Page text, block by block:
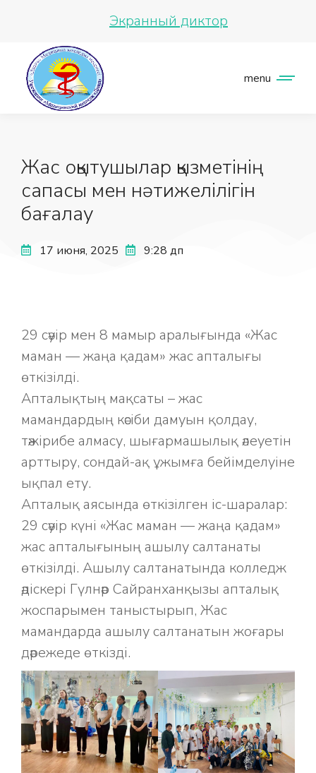
Экранный диктор
menu
Жас оқытушылар қызметінің
сапасы мен нәтижелілігін
бағалау
17 июня, 2025 9:28 дп
29 сәуір мен 8 мамыр аралығында «Жас
маман — жаңа қадам» жас апталығы
өткізілді.
Апталықтың мақсаты – жас
мамандардың кәсіби дамуын қолдау,
тәжірибе алмасу, шығармашылық әлеуетін
арттыру, сондай-ақ ұжымға бейімделуіне
ықпал ету.
Апталық аясында өткізілген іс-шаралар:
29 сәуір күні «Жас маман — жаңа қадам»
жас апталығының ашылу салтанаты
өткізілді. Ашылу салтанатында колледж
әдіскері Гүлнәр Сайранханқызы апталық
жоспарымен таныстырып, Жас
мамандарда ашылу салтанатын жоғары
дәрежеде өткізді.